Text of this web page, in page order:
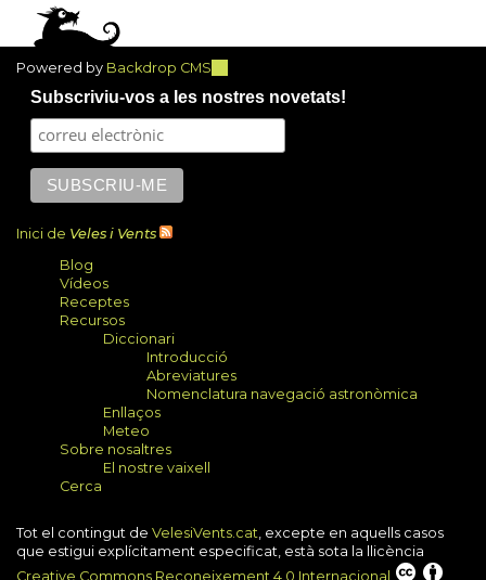
Powered by Backdrop CMS
external)
Subscriviu-vos a les nostres novetats!
Inici de Veles i Vents
Blog
Vídeos
Receptes
Recursos
Diccionari
Introducció
Abreviatures
Nomenclatura navegació astronòmica
Enllaços
Meteo
Sobre nosaltres
El nostre vaixell
Cerca
Tot el contingut de VelesiVents.cat , excepte en aquells casos
que estigui explícitament especificat, està sota la llicència
Creative Commons Reconeixement 4.0 Internacional